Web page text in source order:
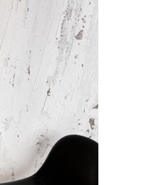
Тактичний жіночий
одяг
Тактичний чоловічий
одяг
Тактичні рукавиці
Тактичні шкарпетки
ТЕРМО-КОМПЛЕКТИ
ФУТБОЛКИ І СОРОЧКИ